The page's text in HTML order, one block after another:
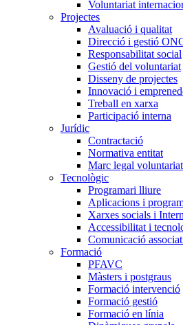
Voluntariat
Projectes
Avaluació i qualitat
Direcció i gestió
Responsabilitat social
Gestió del voluntariat
Disseny de projectes
Innovació i
Treball en xarxa
Participació interna
Jurídic
Contractació
Normativa entitat
Marc legal voluntariat
Tecnològic
Programari lliure
Aplicacions i
Xarxes socials i
Accessibilitat i
Comunicació
Formació
PFAVC
Màsters i postgraus
Formació intervenció
Formació gestió
Formació en línia